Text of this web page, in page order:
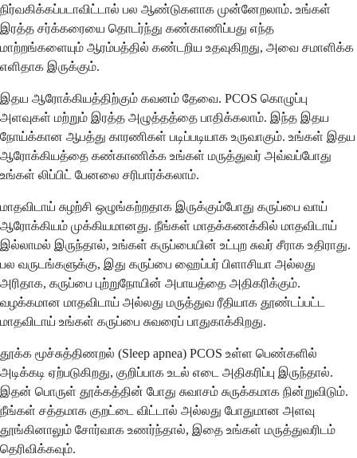
நிர்வகிக்கப்படாவிட்டால் பல ஆண்டுகளாக முன்னேறலாம். உங்கள்
இரத்த சர்க்கரையை தொடர்ந்து கண்காணிப்பது எந்த
மாற்றங்களையும் ஆரம்பத்தில் கண்டறிய உதவுகிறது, அவை சமாளிக்க
எளிதாக இருக்கும்.
இதய ஆரோக்கியத்திற்கும் கவனம் தேவை. PCOS கொழுப்பு
அளவுகள் மற்றும் இரத்த அழுத்தத்தை பாதிக்கலாம். இந்த இதய
நோய்க்கான ஆபத்து காரணிகள் படிப்படியாக உருவாகும். உங்கள் இதய
ஆரோக்கியத்தை கண்காணிக்க உங்கள் மருத்துவர் அவ்வப்போது
உங்கள் லிப்பிட் பேனலை சரிபார்க்கலாம்.
மாதவிடாய் சுழற்சி ஒழுங்கற்றதாக இருக்கும்போது கருப்பை வாய்
ஆரோக்கியம் முக்கியமானது. நீங்கள் மாதக்கணக்கில் மாதவிடாய்
இல்லாமல் இருந்தால், உங்கள் கருப்பையின் உட்புற சுவர் சீராக உதிராது.
பல வருடங்களுக்கு, இது கருப்பை ஹைப்பர் பிளாசியா அல்லது
அரிதாக, கருப்பை புற்றுநோயின் அபாயத்தை அதிகரிக்கும்.
வழக்கமான மாதவிடாய் அல்லது மருத்துவ ரீதியாக தூண்டப்பட்ட
மாதவிடாய் உங்கள் கருப்பை சுவரைப் பாதுகாக்கிறது.
தூக்க மூச்சுத்திணறல் (Sleep apnea) PCOS உள்ள பெண்களில்
அடிக்கடி ஏற்படுகிறது, குறிப்பாக உடல் எடை அதிகரிப்பு இருந்தால்.
இதன் பொருள் தூக்கத்தின் போது சுவாசம் சுருக்கமாக நின்றுவிடும்.
நீங்கள் சத்தமாக குறட்டை விட்டால் அல்லது போதுமான அளவு
தூங்கினாலும் சோர்வாக உணர்ந்தால், இதை உங்கள் மருத்துவரிடம்
தெரிவிக்கவும்.